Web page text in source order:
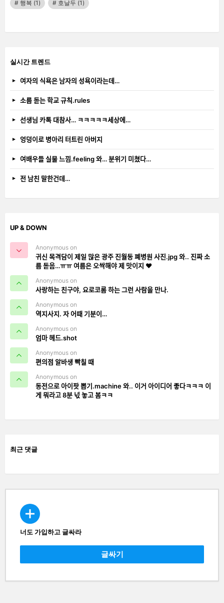
행복 (1) 호날두 (1)
실시간 트렌드
여자의 식욕은 남자의 성욕이라는데…
소름 돋는 학교 규칙.rules
선생님 카톡 대참사… ㅋㅋㅋㅋㅋ세상에…
엉덩이로 병아리 터트린 아버지
여배우들 실물 느낌.feeling 와… 분위기 미쳤다…
전 남친 말한건데…
UP & DOWN
Anonymous on
귀신 목격담이 제일 많은 광주 진월동 폐병원 사진.jpg 와.. 진짜 소
름 돋음…ㅠㅠ 여름은 오싹해야 제 맛이지 ❤️
Anonymous on
사랑하는 친구야, 요로코롬 하는 그런 사람을 만나.
Anonymous on
역지사지. 자 어때 기분이…
Anonymous on
엄마 헤드.shot
Anonymous on
편의점 알바생 빡칠 때
Anonymous on
동전으로 아이팟 뽑기.machine 와.. 이거 아이디어 좋다ㅋㅋㅋ 이
게 뭐라고 8분 넋 놓고 봄ㅋㅋ
최근 댓글
CREATE
너도 가입하고 글싸라
글싸기